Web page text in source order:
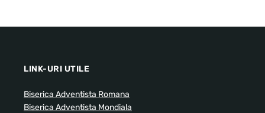
LINK-URI UTILE
Biserica Adventista Romana
Biserica Adventista Mondiala